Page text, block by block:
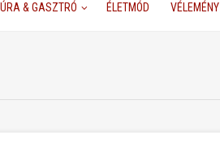
& GASZTRÓ ÉLETMÓD VÉLEMÉNY